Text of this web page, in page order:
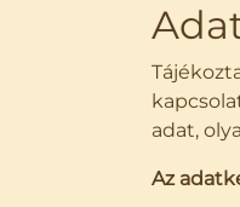
adat,
Az